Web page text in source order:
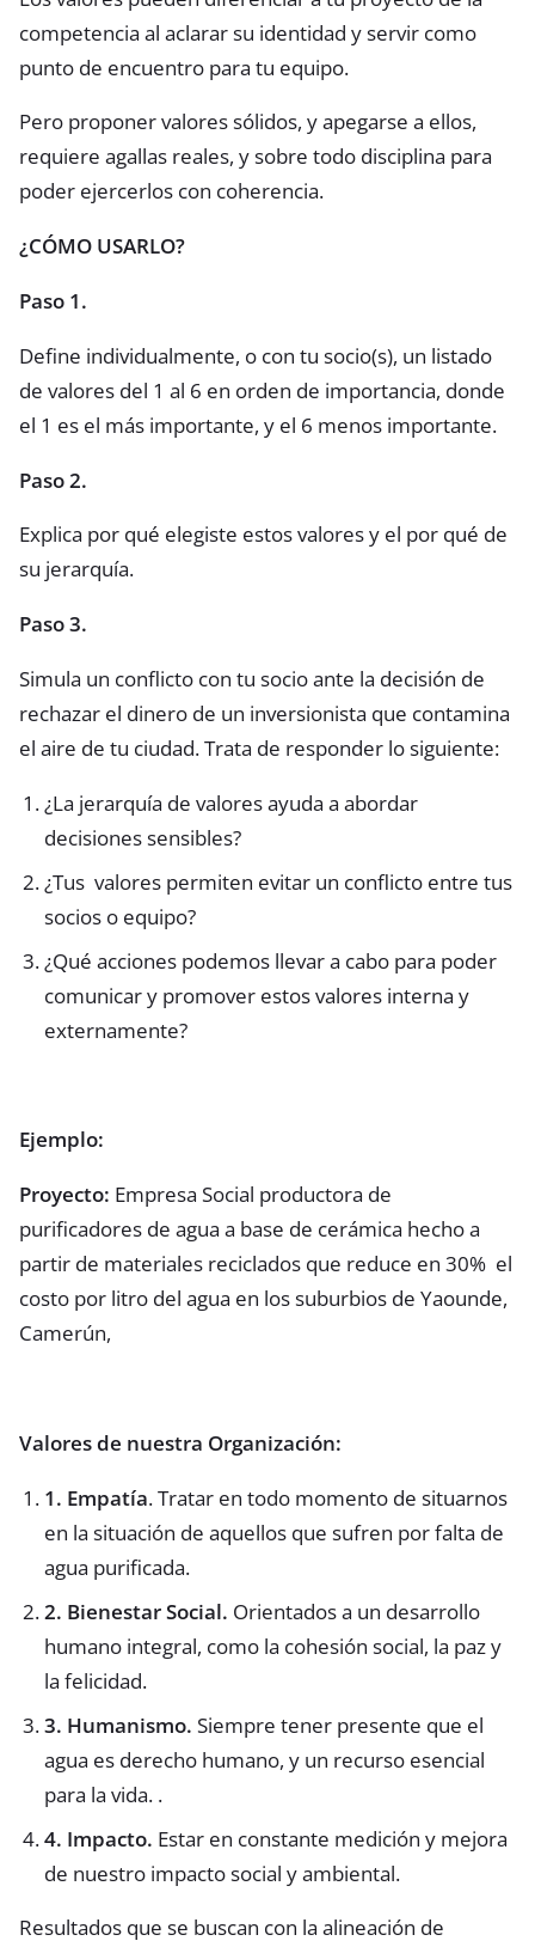
competencia al aclarar su identidad y servir como
punto de encuentro para tu equipo.
Pero proponer valores sólidos, y apegarse a ellos,
requiere agallas reales, y sobre todo disciplina para
poder ejercerlos con coherencia.
¿CÓMO USARLO?
Paso 1.
Define individualmente, o con tu socio(s), un listado
de valores del 1 al 6 en orden de importancia, donde
el 1 es el más importante, y el 6 menos importante.
Paso 2.
Explica por qué elegiste estos valores y el por qué de
su jerarquía.
Paso 3.
Simula un conflicto con tu socio ante la decisión de
rechazar el dinero de un inversionista que contamina
el aire de tu ciudad. Trata de responder lo siguiente:
¿La jerarquía de valores ayuda a abordar
decisiones sensibles?
¿Tus valores permiten evitar un conflicto entre tus
socios o equipo?
¿Qué acciones podemos llevar a cabo para poder
comunicar y promover estos valores interna y
externamente?
Ejemplo:
Proyecto: Empresa Social productora de
purificadores de agua a base de cerámica hecho a
partir de materiales reciclados que reduce en 30% el
costo por litro del agua en los suburbios de Yaounde,
Camerún,
Valores de nuestra Organización:
1. Empatía. Tratar en todo momento de situarnos
en la situación de aquellos que sufren por falta de
agua purificada.
2. Bienestar Social. Orientados a un desarrollo
humano integral, como la cohesión social, la paz y
la felicidad.
3. Humanismo. Siempre tener presente que el
agua es derecho humano, y un recurso esencial
para la vida. .
4. Impacto. Estar en constante medición y mejora
de nuestro impacto social y ambiental.
Resultados que se buscan con la alineación de